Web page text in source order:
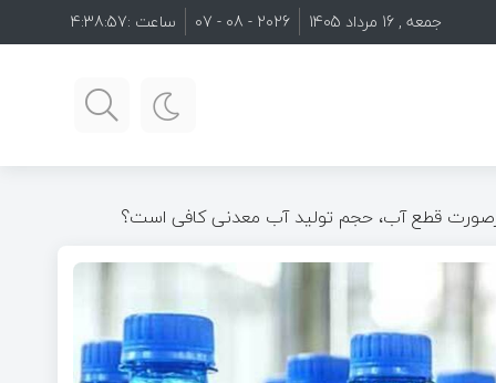
جمعه , 16 مرداد 1405 2026 - 08 - 07 ساعت :4:38:59
قطع آب، حجم تولید آب معدنی کافی است؟